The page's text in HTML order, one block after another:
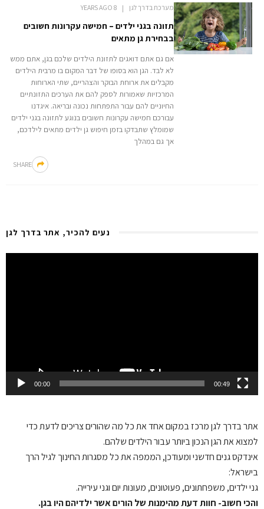
מערכת בדרך לגן 8 YEARS AGO
תזונה בגני ילדים – חמישה עקרונות חשובים
בבחירת גן מתאים
אם גם אתם דואגים לתזונת הילדים שלכם בגן, אתם ממש
לא לבד. הגן הוא בסופו של דבר המקום בו מרבית הילדים
מקבלים את ארוחת הבוקר והצהריים, שתי הארוחות
המרכזיות שאמורות לספק להם את הערכים התזונתיים
החיוניים להם עבור התפתחות נכונה ובריאה. איגדנו
עבורכם חמישה עקרונות חשובים בנוגע לתזונה בגני ילדים
שמומלץ שתבדקו בזמן חיפוש גן ילדים מתאים לילדכם,
אך גם במהלך
SHARE
נעים להכיר, אתר בדרך לגן
00:00 00:49
אתר בדרך לגןמרכז במקום אחד את כל מה שהורים צריכים לדעת כדי
למצוא את הגן הנכון ביותר עבור הילדים שלהם.
אינדקס גנים חדשני ומעודכן, הממפה את כל מסגרות החינוך לגיל הרך
בישראל:
גני ילדים, משפחתונים, פעוטונים, מעונות יום וגני עירייה.
והכי חשוב- חוות דעת מהימנות של הורים אשר ילדיהם היו בגן.